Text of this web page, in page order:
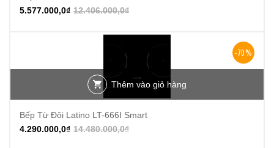
12.406.000,0₫
5.577.000,0₫
-70%
Thêm vào giỏ hàng
Bếp Từ Đôi Latino LT-666I Smart
14.480.000,0₫
4.290.000,0₫